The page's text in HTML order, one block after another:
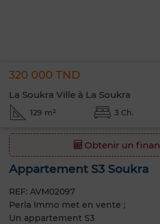
320 000 TND
La Soukra Ville à La Soukra
129 m² 3 Ch.
Obtenir un
Appartement S3 Soukra
REF: AVM02097
Perla Immo met en vente ;
Un appartement S3